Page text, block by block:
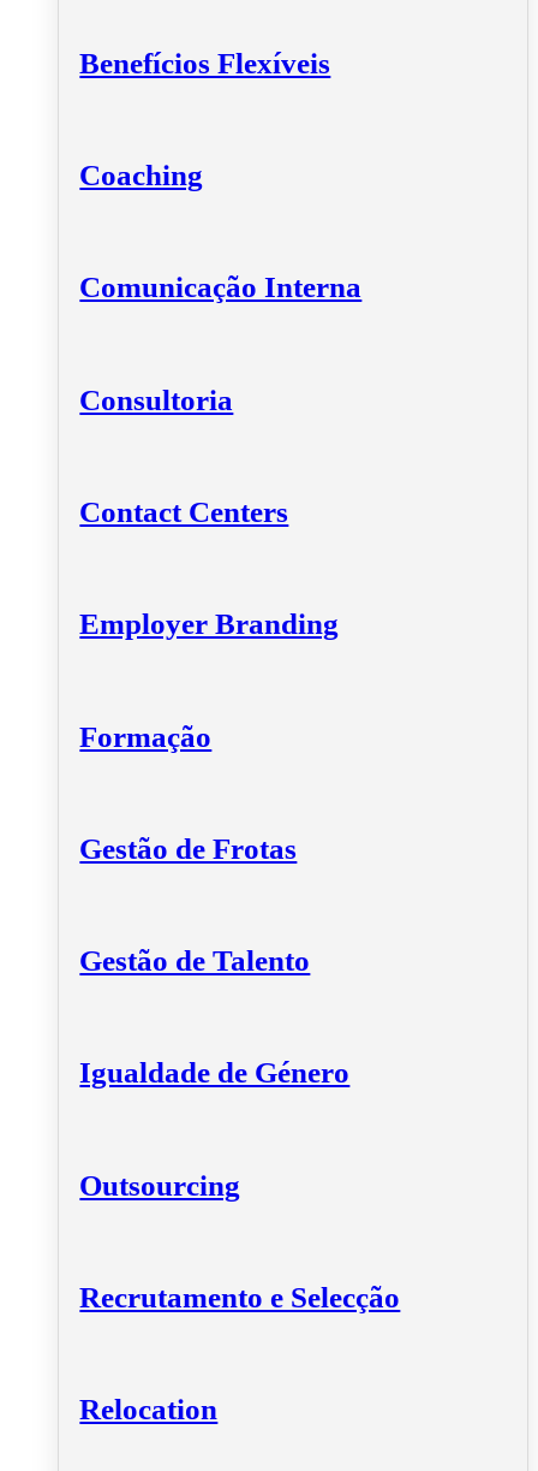
Benefícios Flexíveis
Coaching
Comunicação Interna
Consultoria
Contact Centers
Employer Branding
Formação
Gestão de Frotas
Gestão de Talento
Igualdade de Género
Outsourcing
Recrutamento e Selecção
Relocation